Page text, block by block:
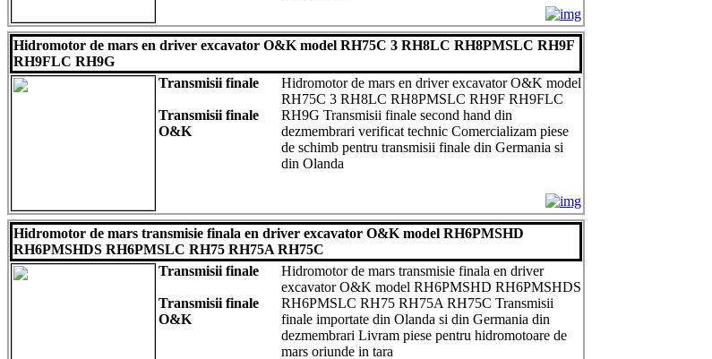
Hidromotor de mars en driver excavator O&K model RH75C 3 RH8LC RH8PMSLC RH9F
RH9FLC RH9G
Transmisii finale
Transmisii finale
O&K
Hidromotor de mars en driver excavator O&K model
RH75C 3 RH8LC RH8PMSLC RH9F RH9FLC
RH9G Transmisii finale second hand din
dezmembrari verificat technic Comercializam piese
de schimb pentru transmisii finale din Germania si
din Olanda
Hidromotor de mars transmisie finala en driver excavator O&K model RH6PMSHD
RH6PMSHDS RH6PMSLC RH75 RH75A RH75C
Transmisii finale
Transmisii finale
O&K
Hidromotor de mars transmisie finala en driver
excavator O&K model RH6PMSHD RH6PMSHDS
RH6PMSLC RH75 RH75A RH75C Transmisii
finale importate din Olanda si din Germania din
dezmembrari Livram piese pentru hidromotoare de
mars oriunde in tara